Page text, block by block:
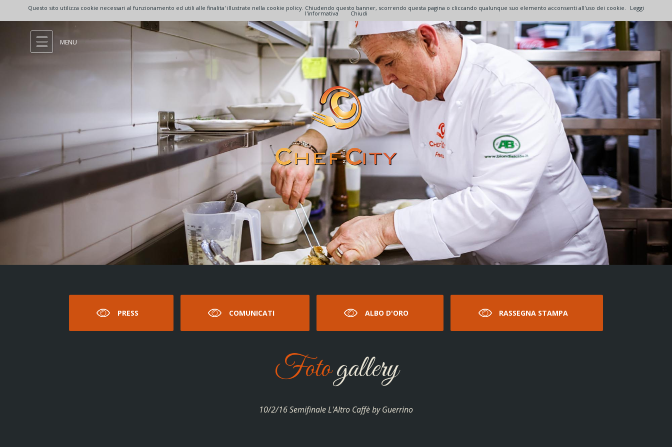
MENU
PRESS COMUNICATI ALBO D'ORO RASSEGNA STAMPA
Fotogallery
10/2/16 Semifinale L'Altro Caffè by Guerrino
Questo sito utilizza cookie necessari al funzionamento ed utili alle finalita' illustrate nella cookie policy. Chiudendo questo banner, scorrendo questa pagina o cliccando qualunque suo elemento acconsenti all'uso dei cookie. Leggi
l'informativa Chiudi